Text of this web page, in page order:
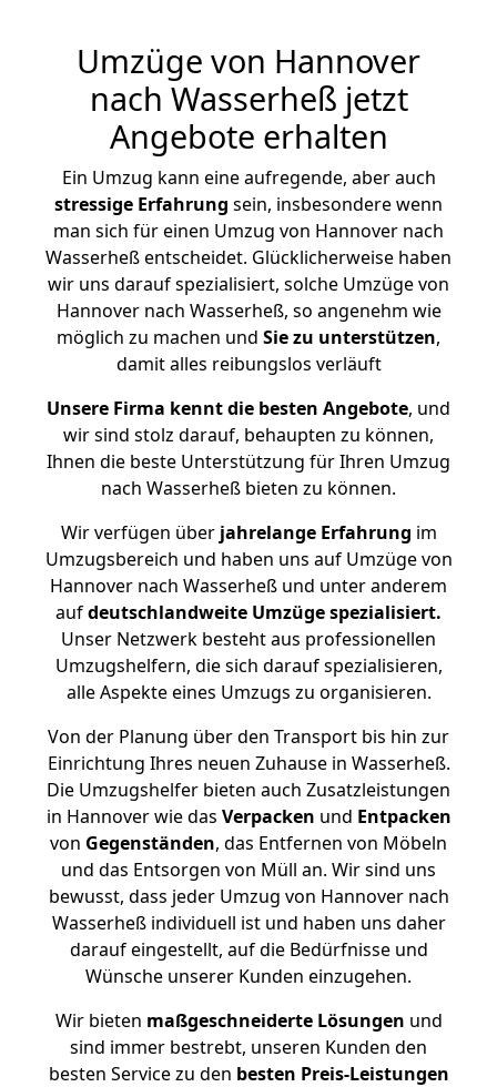
Umzüge von Hannover
nach Wasserheß jetzt
Angebote erhalten
Ein Umzug kann eine aufregende, aber auch
stressige Erfahrung sein, insbesondere wenn
man sich für einen Umzug von Hannover nach
Wasserheß entscheidet. Glücklicherweise haben
wir uns darauf spezialisiert, solche Umzüge von
Hannover nach Wasserheß, so angenehm wie
möglich zu machen und Sie zu unterstützen,
damit alles reibungslos verläuft
Unsere Firma kennt die besten Angebote, und
wir sind stolz darauf, behaupten zu können,
Ihnen die beste Unterstützung für Ihren Umzug
nach Wasserheß bieten zu können.
Wir verfügen überjahrelange Erfahrung im
Umzugsbereich und haben uns auf Umzüge von
Hannover nach Wasserheß und unter anderem
aufdeutschlandweite Umzüge spezialisiert.
Unser Netzwerk besteht aus professionellen
Umzugshelfern, die sich darauf spezialisieren,
alle Aspekte eines Umzugs zu organisieren.
Von der Planung über den Transport bis hin zur
Einrichtung Ihres neuen Zuhause in Wasserheß.
Die Umzugshelfer bieten auch Zusatzleistungen
in Hannover wie das Verpacken und Entpacken
von Gegenständen, das Entfernen von Möbeln
und das Entsorgen von Müll an. Wir sind uns
bewusst, dass jeder Umzug von Hannover nach
Wasserheß individuell ist und haben uns daher
darauf eingestellt, auf die Bedürfnisse und
Wünsche unserer Kunden einzugehen.
Wir bieten maßgeschneiderte Lösungen und
sind immer bestrebt, unseren Kunden den
besten Service zu den besten Preis-Leistungen